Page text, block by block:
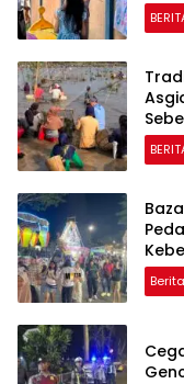
Berita